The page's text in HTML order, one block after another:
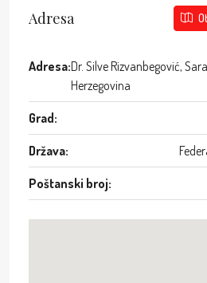
Adresa
Adresa:Dr. Silve Rizvanbegović,
Herzegovina
Grad:
Država:
Poštanski broj: